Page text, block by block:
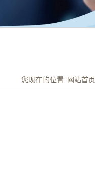
您现在的位置: 网站首页